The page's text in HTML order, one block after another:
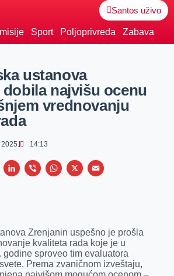
Santos uživo
Sport Poljoprivreda Zabava
ustanova
najvišu ocenu
vrednovanju
14:13
L
e
d
I
V
r
W
s
A
p
X
E
l
Zrenjanin uspešno je prošla
kvaliteta rada koje je u
godine sproveo tim evaluatora
Prema zvaničnom izveštaju,